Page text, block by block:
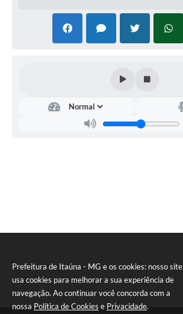
Prefeitura de Itaúna - MG e os cookies: nosso site
usa cookies para melhorar a sua experiência de
navegação. Ao continuar você concorda com a
nossa Política de Cookies e Privacidade.